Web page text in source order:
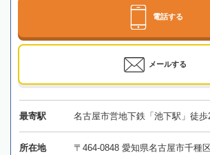
電話する
メールする
最寄駅 名古屋市営地下鉄「池下駅」徒歩
所在地
〒464-0848 愛知県名古屋市千種